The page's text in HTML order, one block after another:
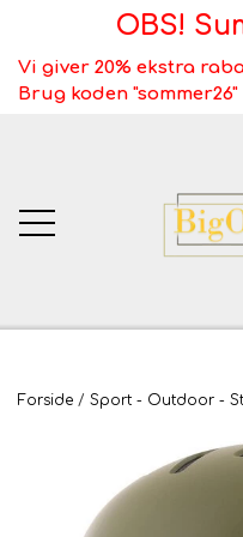
OBS!
Vi giver 20% ekstra
Brug koden "sommer26"
Forside Sport - Outdoor -